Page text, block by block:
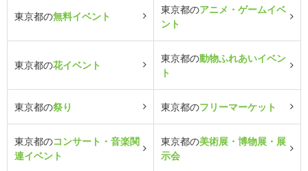
東京都の無料イベント
東京都のアニメ・ゲームイベ
ント
東京都の花イベント
東京都の動物ふれあいイベン
ト
東京都の祭り 東京都のフリーマーケット
東京都のコンサート・音楽関
連イベント
東京都の美術展・博物展・展
示会